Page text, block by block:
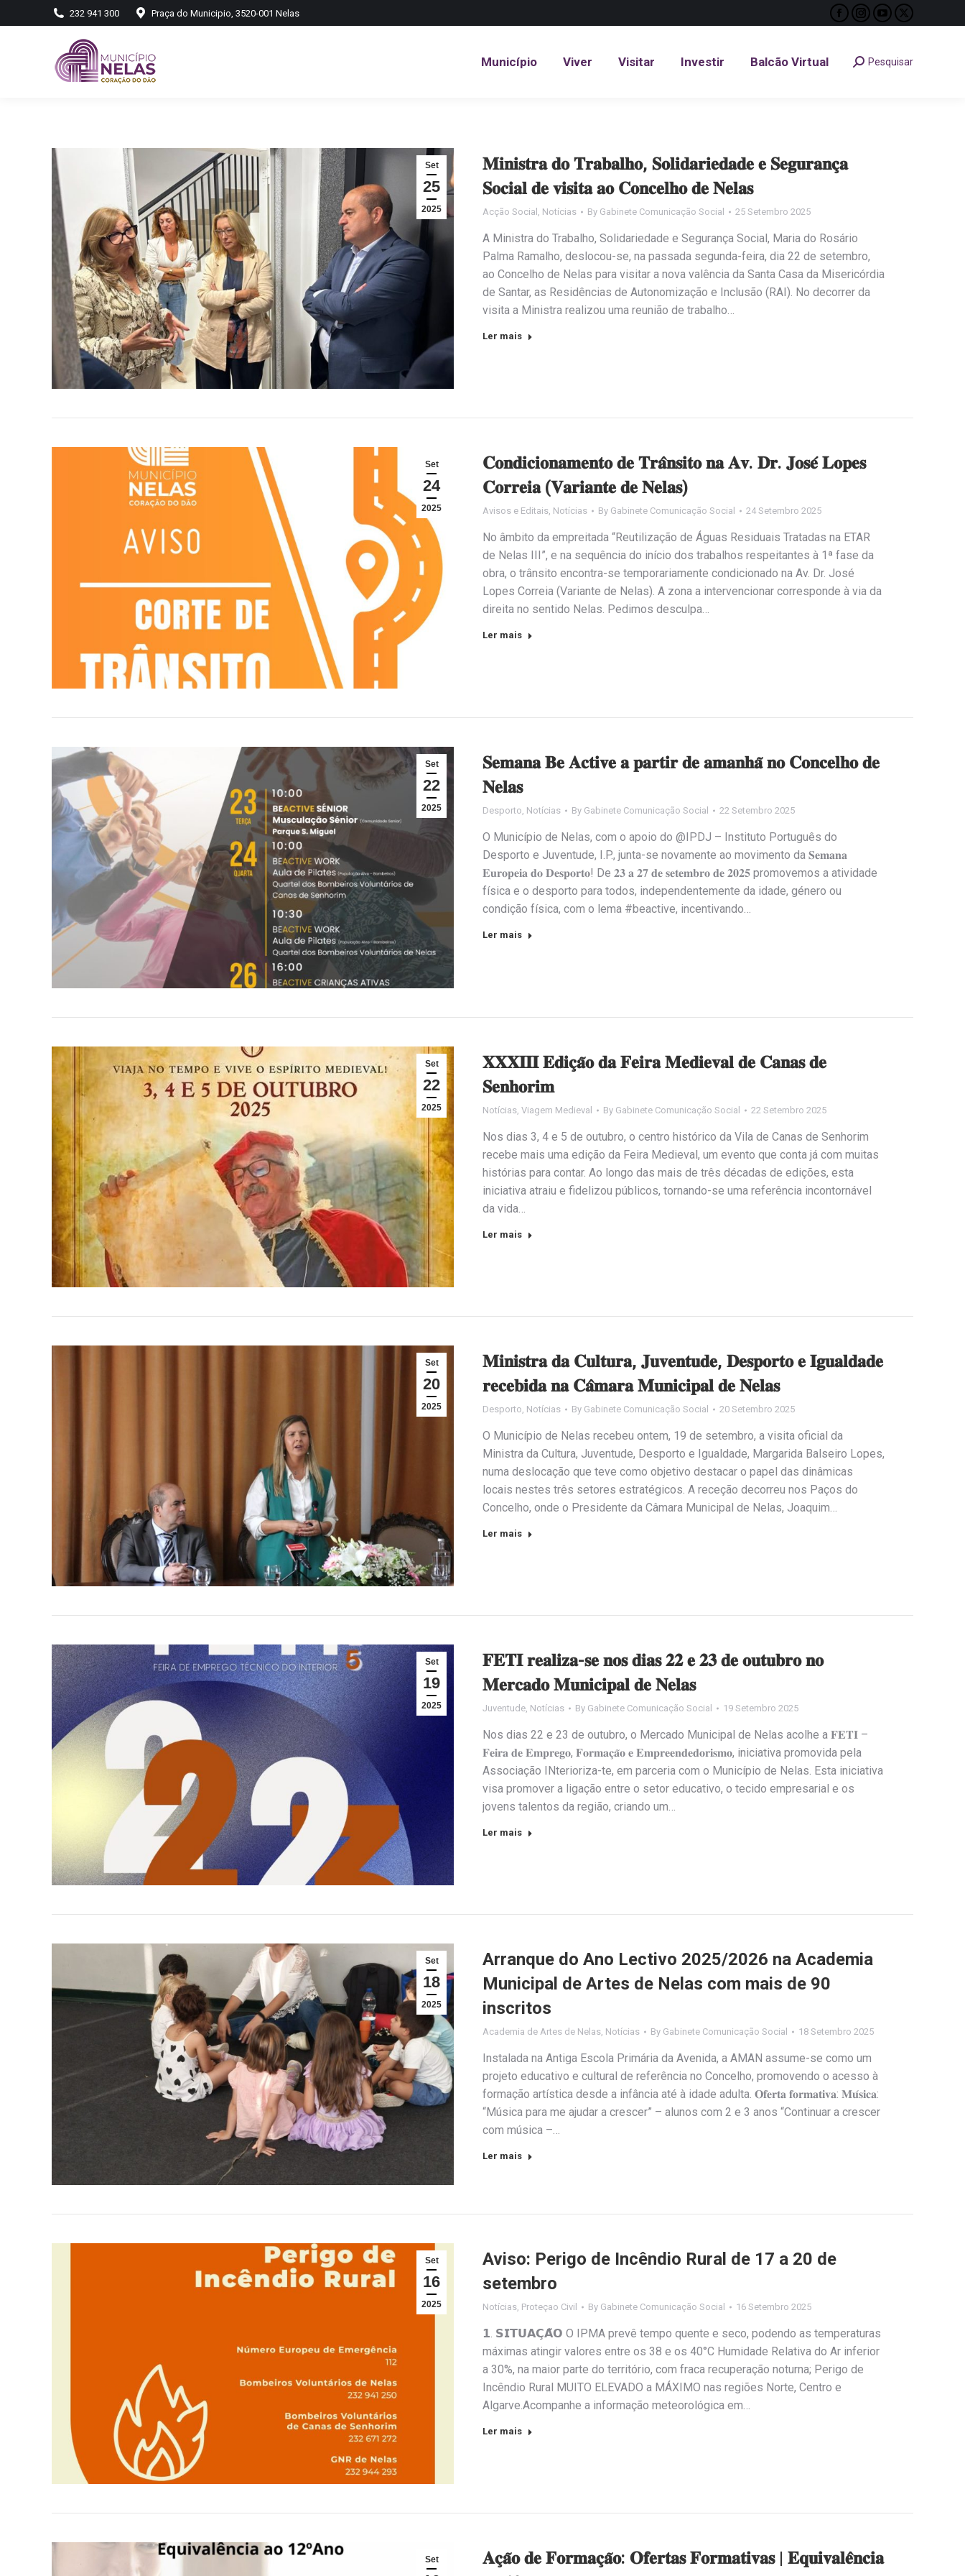
232 941 300 Praça do Municipio, 3520-001 Nelas
Facebook
opens
Instagram
opens
YouTube
opens
X
opens
Município Viver Visitar Investir Balcão Virtual Search:Pesquisar
Set
25
2025
𝐌𝐢𝐧𝐢𝐬𝐭𝐫𝐚 𝐝𝐨 𝐓𝐫𝐚𝐛𝐚𝐥𝐡𝐨, 𝐒𝐨𝐥𝐢𝐝𝐚𝐫𝐢𝐞𝐝𝐚𝐝𝐞 𝐞 𝐒𝐞𝐠𝐮𝐫𝐚𝐧𝐜̧𝐚
𝐒𝐨𝐜𝐢𝐚𝐥 𝐝𝐞 𝐯𝐢𝐬𝐢𝐭𝐚 𝐚𝐨 𝐂𝐨𝐧𝐜𝐞𝐥𝐡𝐨 𝐝𝐞 𝐍𝐞𝐥𝐚𝐬
Acção Social , Notícias By Gabinete Comunicação Social 25 Setembro 2025
A Ministra do Trabalho, Solidariedade e Segurança Social, Maria do Rosário
Palma Ramalho, deslocou-se, na passada segunda-feira, dia 22 de setembro,
ao Concelho de Nelas para visitar a nova valência da Santa Casa da Misericórdia
de Santar, as Residências de Autonomização e Inclusão (RAI). No decorrer da
visita a Ministra realizou uma reunião de trabalho…
Ler mais
Set
24
2025
𝐂𝐨𝐧𝐝𝐢𝐜𝐢𝐨𝐧𝐚𝐦𝐞𝐧𝐭𝐨 𝐝𝐞 𝐓𝐫𝐚̂𝐧𝐬𝐢𝐭𝐨 𝐧𝐚 𝐀𝐯. 𝐃𝐫. 𝐉𝐨𝐬𝐞́ 𝐋𝐨𝐩𝐞𝐬
𝐂𝐨𝐫𝐫𝐞𝐢𝐚 (𝐕𝐚𝐫𝐢𝐚𝐧𝐭𝐞 𝐝𝐞 𝐍𝐞𝐥𝐚𝐬)
Avisos e Editais, Notícias By Gabinete Comunicação Social 24 Setembro 2025
No âmbito da empreitada “Reutilização de Águas Residuais Tratadas na ETAR
de Nelas III”, e na sequência do início dos trabalhos respeitantes à 1ª fase da
obra, o trânsito encontra-se temporariamente condicionado na Av. Dr. José
Lopes Correia (Variante de Nelas). A zona a intervencionar corresponde à via da
direita no sentido Nelas. Pedimos desculpa…
Ler mais
Set
22
2025
𝐒𝐞𝐦𝐚𝐧𝐚 𝐁𝐞 𝐀𝐜𝐭𝐢𝐯𝐞 𝐚 𝐩𝐚𝐫𝐭𝐢𝐫 𝐝𝐞 𝐚𝐦𝐚𝐧𝐡𝐚̃ 𝐧𝐨 𝐂𝐨𝐧𝐜𝐞𝐥𝐡𝐨 𝐝𝐞
𝐍𝐞𝐥𝐚𝐬
Desporto Notícias By Gabinete Comunicação Social 22 Setembro 2025
O Município de Nelas, com o apoio do @IPDJ – Instituto Português do
Desporto e Juventude, I.P., junta-se novamente ao movimento da 𝐒𝐞𝐦𝐚𝐧𝐚
𝐄𝐮𝐫𝐨𝐩𝐞𝐢𝐚 𝐝𝐨 𝐃𝐞𝐬𝐩𝐨𝐫𝐭𝐨! De 𝟐𝟑 𝐚 𝟐𝟕 𝐝𝐞 𝐬𝐞𝐭𝐞𝐦𝐛𝐫𝐨 𝐝𝐞 𝟐𝟎𝟐𝟓 promovemos a atividade
física e o desporto para todos, independentemente da idade, género ou
condição física, com o lema #beactive, incentivando…
Ler mais
Set
22
2025
𝐗𝐗𝐗𝐈𝐈𝐈 𝐄𝐝𝐢𝐜̧𝐚̃𝐨 𝐝𝐚 𝐅𝐞𝐢𝐫𝐚 𝐌𝐞𝐝𝐢𝐞𝐯𝐚𝐥 𝐝𝐞 𝐂𝐚𝐧𝐚𝐬 𝐝𝐞
𝐒𝐞𝐧𝐡𝐨𝐫𝐢𝐦
Notícias Viagem Medieval By Gabinete Comunicação Social 22 Setembro 2025
Nos dias 3, 4 e 5 de outubro, o centro histórico da Vila de Canas de Senhorim
recebe mais uma edição da Feira Medieval, um evento que conta já com muitas
histórias para contar. Ao longo das mais de três décadas de edições, esta
iniciativa atraiu e fidelizou públicos, tornando-se uma referência incontornável
da vida…
Ler mais
Set
20
2025
𝐌𝐢𝐧𝐢𝐬𝐭𝐫𝐚 𝐝𝐚 𝐂𝐮𝐥𝐭𝐮𝐫𝐚, 𝐉𝐮𝐯𝐞𝐧𝐭𝐮𝐝𝐞, 𝐃𝐞𝐬𝐩𝐨𝐫𝐭𝐨 𝐞 𝐈𝐠𝐮𝐚𝐥𝐝𝐚𝐝𝐞
𝐫𝐞𝐜𝐞𝐛𝐢𝐝𝐚 𝐧𝐚 𝐂𝐚̂𝐦𝐚𝐫𝐚 𝐌𝐮𝐧𝐢𝐜𝐢𝐩𝐚𝐥 𝐝𝐞 𝐍𝐞𝐥𝐚𝐬
Desporto Notícias By Gabinete Comunicação Social 20 Setembro 2025
O Município de Nelas recebeu ontem, 19 de setembro, a visita oficial da
Ministra da Cultura, Juventude, Desporto e Igualdade, Margarida Balseiro Lopes,
numa deslocação que teve como objetivo destacar o papel das dinâmicas
locais nestes três setores estratégicos. A receção decorreu nos Paços do
Concelho, onde o Presidente da Câmara Municipal de Nelas, Joaquim…
Ler mais
Set
19
2025
𝐅𝐄𝐓𝐈 𝐫𝐞𝐚𝐥𝐢𝐳𝐚-𝐬𝐞 𝐧𝐨𝐬 𝐝𝐢𝐚𝐬 𝟐𝟐 𝐞 𝟐𝟑 𝐝𝐞 𝐨𝐮𝐭𝐮𝐛𝐫𝐨 𝐧𝐨
𝐌𝐞𝐫𝐜𝐚𝐝𝐨 𝐌𝐮𝐧𝐢𝐜𝐢𝐩𝐚𝐥 𝐝𝐞 𝐍𝐞𝐥𝐚𝐬
Juventude Notícias By Gabinete Comunicação Social 19 Setembro 2025
Nos dias 22 e 23 de outubro, o Mercado Municipal de Nelas acolhe a 𝐅𝐄𝐓𝐈 –
𝐅𝐞𝐢𝐫𝐚 𝐝𝐞 𝐄𝐦𝐩𝐫𝐞𝐠𝐨, 𝐅𝐨𝐫𝐦𝐚𝐜̧𝐚̃𝐨 𝐞 𝐄𝐦𝐩𝐫𝐞𝐞𝐧𝐝𝐞𝐝𝐨𝐫𝐢𝐬𝐦𝐨, iniciativa promovida pela
Associação INterioriza-te, em parceria com o Município de Nelas. Esta iniciativa
visa promover a ligação entre o setor educativo, o tecido empresarial e os
jovens talentos da região, criando um…
Ler mais
Set
18
2025
Arranque do Ano Lectivo 2025/2026 na Academia
Municipal de Artes de Nelas com mais de 90
inscritos
Academia de Artes de Nelas, Notícias By Gabinete Comunicação Social 18 Setembro 2025
Instalada na Antiga Escola Primária da Avenida, a AMAN assume-se como um
projeto educativo e cultural de referência no Concelho, promovendo o acesso à
formação artística desde a infância até à idade adulta. 𝐎𝐟𝐞𝐫𝐭𝐚 𝐟𝐨𝐫𝐦𝐚𝐭𝐢𝐯𝐚: 𝐌𝐮́𝐬𝐢𝐜𝐚:
“Música para me ajudar a crescer” – alunos com 2 e 3 anos “Continuar a crescer
com música –…
Ler mais
Set
16
2025
Aviso: Perigo de Incêndio Rural de 17 a 20 de
setembro
Notícias Proteçao Civil By Gabinete Comunicação Social 16 Setembro 2025
𝟭. 𝗦𝗜𝗧𝗨𝗔𝗖̧𝗔̃𝗢 O IPMA prevê tempo quente e seco, podendo as temperaturas
máximas atingir valores entre os 38 e os 40°C Humidade Relativa do Ar inferior
a 30%, na maior parte do território, com fraca recuperação noturna; Perigo de
Incêndio Rural MUITO ELEVADO a MÁXIMO nas regiões Norte, Centro e
Algarve.Acompanhe a informação meteorológica em…
Ler mais
Set
𝐀𝐜̧𝐚̃𝐨 𝐝𝐞 𝐅𝐨𝐫𝐦𝐚𝐜̧𝐚̃𝐨: 𝐎𝐟𝐞𝐫𝐭𝐚𝐬 𝐅𝐨𝐫𝐦𝐚𝐭𝐢𝐯𝐚𝐬 | 𝐄𝐪𝐮𝐢𝐯𝐚𝐥𝐞̂𝐧𝐜𝐢𝐚
Município Viver Visitar Investir Balcão Virtual Search:
Pesquisar